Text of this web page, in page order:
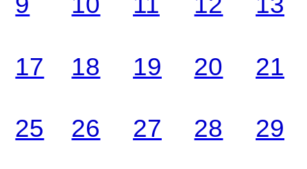
17 18 19 20 21
25 26 27 29
28